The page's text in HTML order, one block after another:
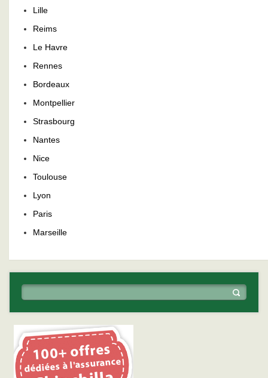
Lille
Reims
Le Havre
Rennes
Bordeaux
Montpellier
Strasbourg
Nantes
Nice
Toulouse
Lyon
Paris
Marseille